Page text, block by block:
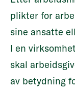
plikter for
sine ansatte
I en
skal
av betydning